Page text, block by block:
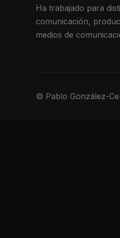
Ha trabajado para
comunicación,
medios de
© Pablo González-